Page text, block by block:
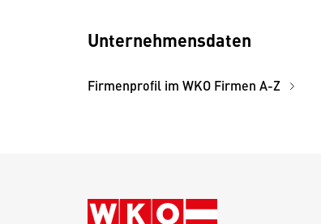
Unternehmensdaten
Firmenprofil im WKO Firmen A-Z